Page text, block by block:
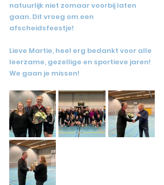
natuurlijk niet zomaar voorbij laten
gaan. Dit vroeg om een
afscheidsfeestje!
Lieve Martie, heel erg bedankt voor alle
leerzame, gezellige en sportieve jaren!
We gaan je missen!